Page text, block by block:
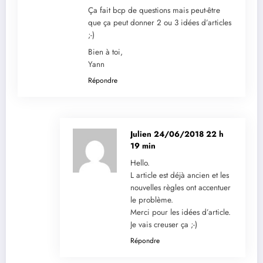
Ça fait bcp de questions mais peut-être
que ça peut donner 2 ou 3 idées d’articles
;-)
Bien à toi,
Yann
Répondre
Julien 24/06/2018 22 h
19 min
Hello.
L article est déjà ancien et les
nouvelles règles ont accentuer
le problème.
Merci pour les idées d’article.
Je vais creuser ça ;-)
Répondre